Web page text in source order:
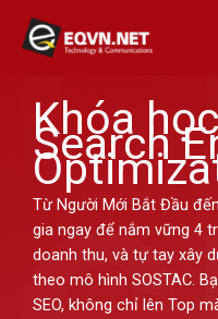
content
Khóa
Search
Từ Người Mới Bắt Đầu
gia ngay để nắm vững 4
doanh thu, và tự tay xây
theo mô hình SOSTAC.
SEO, không chỉ lên Top